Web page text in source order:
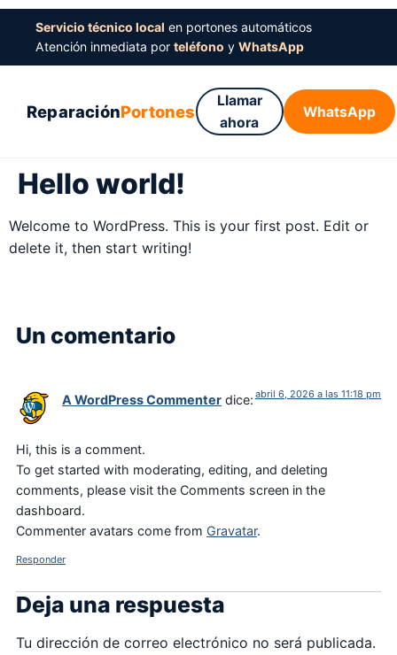
Servicio técnico local en portones automáticos
Atención inmediata por teléfono y WhatsApp
ReparaciónPortones
Llamar
ahora
WhatsApp
Hello world!
Welcome to WordPress. This is your first post. Edit or
delete it, then start writing!
Un comentario
A WordPress Commenter dice: abril 6, 2026 a las 11:18 pm
Hi, this is a comment.
To get started with moderating, editing, and deleting
comments, please visit the Comments screen in the
dashboard.
Commenter avatars come from Gravatar.
Responder
Deja una respuesta
Tu dirección de correo electrónico no será publicada.